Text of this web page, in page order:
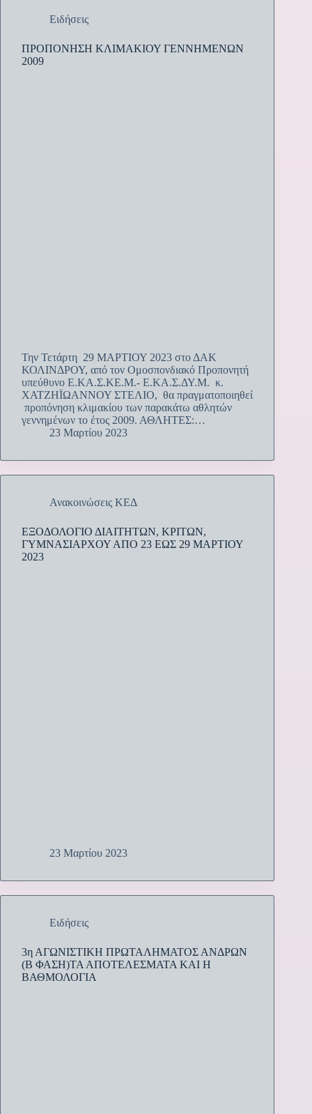
Ειδήσεις
ΠΡΟΠΟΝΗΣΗ ΚΛΙΜΑΚΙΟΥ ΓΕΝΝΗΜΕΝΩΝ
2009
Την Τετάρτη 29 ΜΑΡΤΙΟΥ 2023 στο ΔΑΚ
ΚΟΛΙΝΔΡΟΥ, από τον Ομοσπονδιακό Προπονητή
υπεύθυνο Ε.ΚΑ.Σ.ΚΕ.Μ.- Ε.ΚΑ.Σ.ΔΥ.Μ. κ.
ΧΑΤΖΗΪΩΑΝΝΟΥ ΣΤΕΛΙΟ, θα πραγματοποιηθεί
προπόνηση κλιμακίου των παρακάτω αθλητών
γεννημένων το έτος 2009. ΑΘΛΗΤΕΣ:…
23 Μαρτίου 2023
Ανακοινώσεις ΚΕΔ
ΕΞΟΔΟΛΟΓΙΟ ΔΙΑΙΤΗΤΩΝ, ΚΡΙΤΩΝ,
ΓΥΜΝΑΣΙΑΡΧΟΥ ΑΠΟ 23 ΕΩΣ 29 ΜΑΡΤΙΟΥ
2023
23 Μαρτίου 2023
Ειδήσεις
3η ΑΓΩΝΙΣΤΙΚΗ ΠΡΩΤΑΛΗΜΑΤΟΣ ΑΝΔΡΩΝ
(Β ΦΑΣΗ)ΤΑ ΑΠΟΤΕΛΕΣΜΑΤΑ ΚΑΙ Η
ΒΑΘΜΟΛΟΓΙΑ